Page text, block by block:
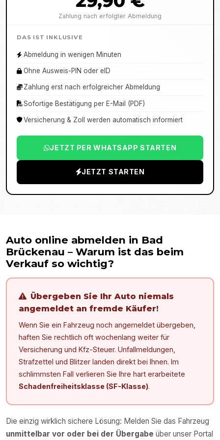
Zahlung nach erfolgter Abmeldung
DAS IST INKLUSIVE
Abmeldung in wenigen Minuten
Ohne Ausweis-PIN oder eID
Zahlung erst nach erfolgreicher Abmeldung
Sofortige Bestätigung per E-Mail (PDF)
Versicherung & Zoll werden automatisch informiert
JETZT PER WHATSAPP STARTEN
JETZT STARTEN
Auto online abmelden in Bad
Brückenau – Warum ist das beim
Verkauf so wichtig?
Übergeben Sie Ihr Auto niemals
angemeldet an fremde Käufer!
Wenn Sie ein Fahrzeug noch angemeldet übergeben,
haften Sie rechtlich oft wochenlang weiter für
Versicherung und Kfz-Steuer. Unfallmeldungen,
Strafzettel und Blitzer landen direkt bei Ihnen. Im
schlimmsten Fall verlieren Sie Ihre hart erarbeitete
Schadenfreiheitsklasse (SF-Klasse).
Die einzig wirklich sichere Lösung: Melden Sie das Fahrzeug
unmittelbar vor oder bei der Übergabe über unser Portal